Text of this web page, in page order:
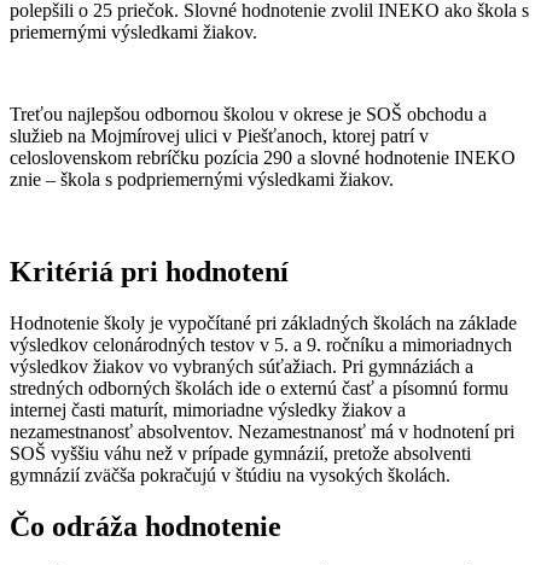
polepšili o 25 priečok. Slovné hodnotenie zvolil INEKO ako škola s
priemernými výsledkami žiakov.
Treťou najlepšou odbornou školou v okrese je SOŠ obchodu a
služieb na Mojmírovej ulici v Piešťanoch, ktorej patrí v
celoslovenskom rebríčku pozícia 290 a slovné hodnotenie INEKO
znie – škola s podpriemernými výsledkami žiakov.
Kritériá pri hodnotení
Hodnotenie školy je vypočítané pri základných školách na základe
výsledkov celonárodných testov v 5. a 9. ročníku a mimoriadnych
výsledkov žiakov vo vybraných súťažiach. Pri gymnáziách a
stredných odborných školách ide o externú časť a písomnú formu
internej časti maturít, mimoriadne výsledky žiakov a
nezamestnanosť absolventov. Nezamestnanosť má v hodnotení pri
SOŠ vyššiu váhu než v prípade gymnázií, pretože absolventi
gymnázií zväčša pokračujú v štúdiu na vysokých školách.
Čo odráža hodnotenie